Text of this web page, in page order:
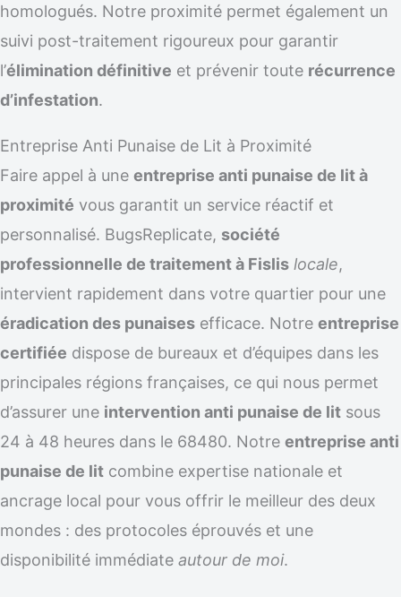
homologués. Notre proximité permet également un
suivi post-traitement rigoureux pour garantir
l’élimination définitive et prévenir toute récurrence
d’infestation.
Entreprise Anti Punaise de Lit à Proximité
Faire appel à une entreprise anti punaise de lit à
proximité vous garantit un service réactif et
personnalisé. BugsReplicate, société
professionnelle de traitement à Fislis locale,
intervient rapidement dans votre quartier pour une
éradication des punaises efficace. Notre entreprise
certifiée dispose de bureaux et d’équipes dans les
principales régions françaises, ce qui nous permet
d’assurer une intervention anti punaise de lit sous
24 à 48 heures dans le 68480. Notre entreprise anti
punaise de lit combine expertise nationale et
ancrage local pour vous offrir le meilleur des deux
mondes : des protocoles éprouvés et une
disponibilité immédiate autour de moi.